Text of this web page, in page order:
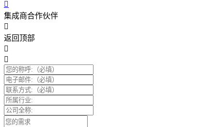
集成商合作伙伴
返回顶部